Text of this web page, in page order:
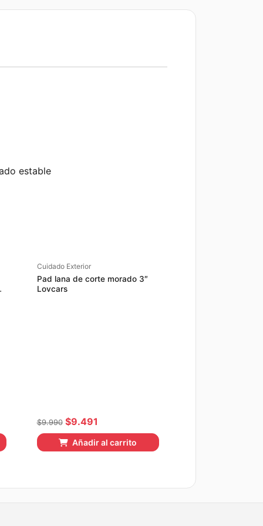
estable
Cuidado Exterior
Pad lana de corte morado 3″
Lovcars
$9.990 El
precio
original
$9.491
precio
actual
Añadir al carrito